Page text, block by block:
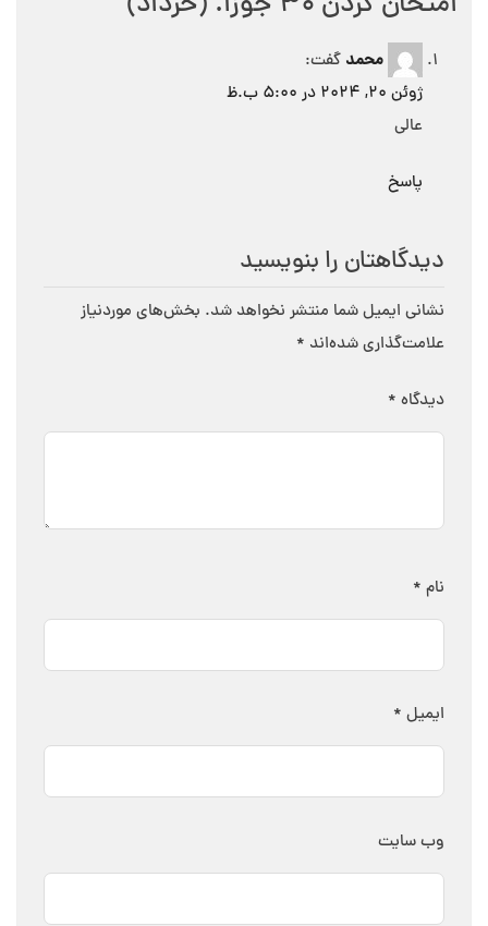
محمد گفت:
ژوئن 20, 2024 در 5:00 ب.ظ
عالی
پاسخ
دیدگاهتان را بنویسید
نشانی ایمیل شما منتشر نخواهد شد. بخش‌های موردنیاز
علامت‌گذاری شده‌اند *
دیدگاه *
نام *
ایمیل *
وب‌ سایت